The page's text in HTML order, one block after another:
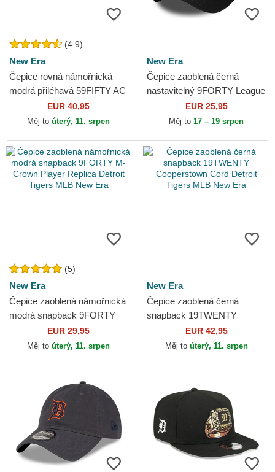
(4.9)
New Era
Čepice rovná námořnická
modrá přiléhavá 59FIFTY AC
Perf Detroit Tigers MLB New
EUR 40,95
Měj to úterý, 11. srpen
New Era
Čepice zaoblená černá
nastavitelný 9FORTY League
Essential Detroit Tigers MLB
New Era
EUR 25,95
Měj to 17 – 19 srpen
(5)
New Era
Čepice zaoblená námořnická
modrá snapback 9FORTY
M-Crown Player Replica
Detroit Tigers MLB New Era
EUR 29,95
Měj to úterý, 11. srpen
New Era
Čepice zaoblená černá
snapback 19TWENTY
Cooperstown Cord Detroit
Tigers MLB New Era
EUR 42,95
Měj to úterý, 11. srpen